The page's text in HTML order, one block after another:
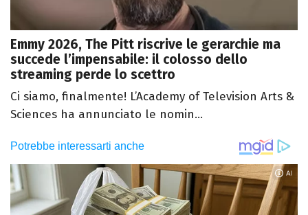
Emmy 2026, The Pitt riscrive le gerarchie ma
succede l’impensabile: il colosso dello
streaming perde lo scettro
Ci siamo, finalmente! L’Academy of Television Arts &
Sciences ha annunciato le nomin...